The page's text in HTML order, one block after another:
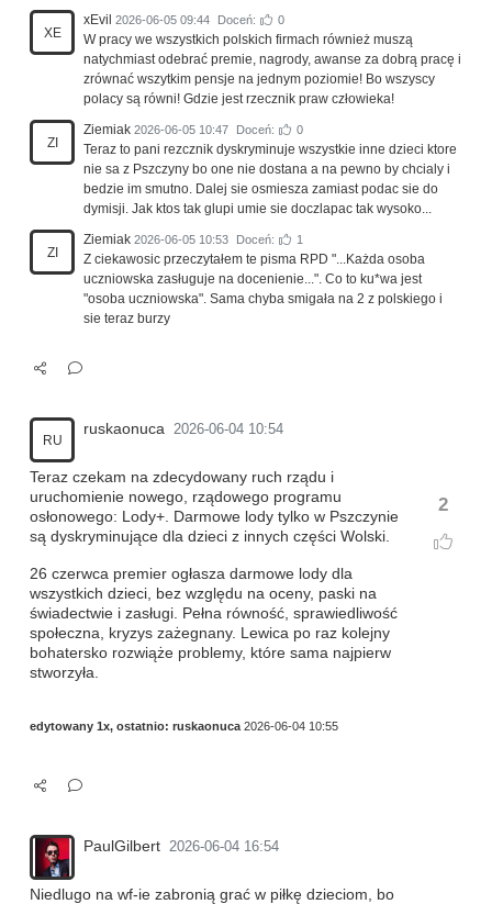
XE
xEvil 2026-06-05 09:44 Doceń: 0
W pracy we wszystkich polskich firmach również muszą
natychmiast odebrać premie, nagrody, awanse za dobrą pracę i
zrównać wszytkim pensje na jednym poziomie! Bo wszyscy
polacy są równi! Gdzie jest rzecznik praw człowieka!
ZI
Ziemiak 2026-06-05 10:47 Doceń: 0
Teraz to pani rezcznik dyskryminuje wszystkie inne dzieci ktore
nie sa z Pszczyny bo one nie dostana a na pewno by chcialy i
bedzie im smutno. Dalej sie osmiesza zamiast podac sie do
dymisji. Jak ktos tak glupi umie sie doczlapac tak wysoko...
ZI
Ziemiak 2026-06-05 10:53 Doceń: 1
Z ciekawosic przeczytałem te pisma RPD "...Każda osoba
uczniowska zasługuje na docenienie...". Co to ku*wa jest
"osoba uczniowska". Sama chyba smigała na 2 z polskiego i
sie teraz burzy
RU
ruskaonuca 2026-06-04 10:54
2
Teraz czekam na zdecydowany ruch rządu i
uruchomienie nowego, rządowego programu
osłonowego: Lody+. Darmowe lody tylko w Pszczynie
są dyskryminujące dla dzieci z innych części Wolski.
26 czerwca premier ogłasza darmowe lody dla
wszystkich dzieci, bez względu na oceny, paski na
świadectwie i zasługi. Pełna równość, sprawiedliwość
społeczna, kryzys zażegnany. Lewica po raz kolejny
bohatersko rozwiąże problemy, które sama najpierw
stworzyła.
edytowany 1x, ostatnio: ruskaonuca 2026-06-04 10:55
PaulGilbert 2026-06-04 16:54
Niedlugo na wf-ie zabronią grać w piłkę dzieciom, bo